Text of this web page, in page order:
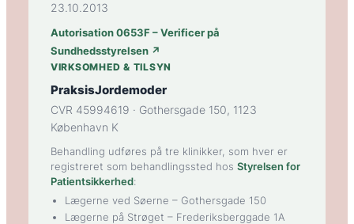
23.10.2013
Autorisation 0653F – Verificer på
Sundhedsstyrelsen ↗
VIRKSOMHED & TILSYN
PraksisJordemoder
CVR 45994619 · Gothersgade 150, 1123
København K
Behandling udføres på tre klinikker, som hver er
registreret som behandlingssted hos Styrelsen for
Patientsikkerhed:
Lægerne ved Søerne – Gothersgade 150
Lægerne på Strøget – Frederiksberggade 1A